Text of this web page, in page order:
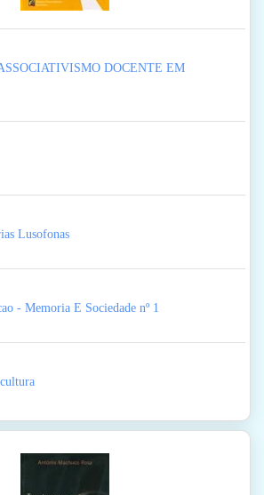
DOCENTE EM
Lusofonas
- Memoria E Sociedade nº 1